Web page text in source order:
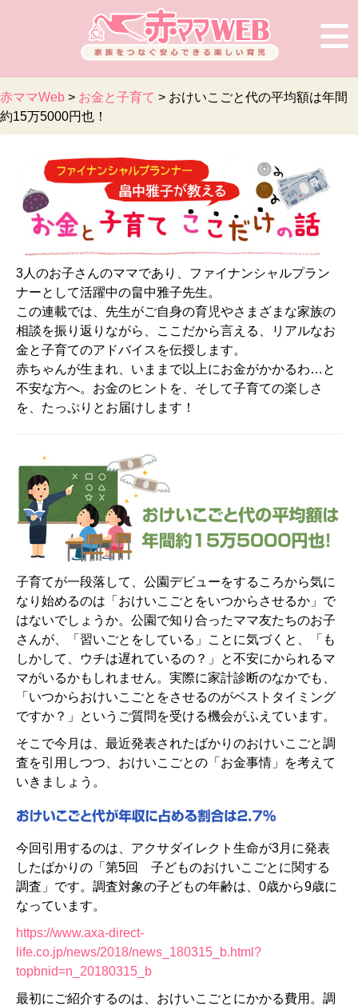
赤ママWeb > お金と子育て > おけいこごと代の平均額は年間
約15万5000円也！
3人のお子さんのママであり、ファイナンシャルプラン
ナーとして活躍中の畠中雅子先生。
この連載では、先生がご自身の育児やさまざまな家族の
相談を振り返りながら、ここだから言える、リアルなお
金と子育てのアドバイスを伝授します。
赤ちゃんが生まれ、いままで以上にお金がかかるわ…と
不安な方へ。お金のヒントを、そして子育ての楽しさ
を、たっぷりとお届けします！
子育てが一段落して、公園デビューをするころから気に
なり始めるのは「おけいこごとをいつからさせるか」で
はないでしょうか。公園で知り合ったママ友たちのお子
さんが、「習いごとをしている」ことに気づくと、「も
しかして、ウチは遅れているの？」と不安にかられるマ
マがいるかもしれません。実際に家計診断のなかでも、
「いつからおけいこごとをさせるのがベストタイミング
ですか？」というご質問を受ける機会がふえています。
そこで今月は、最近発表されたばかりのおけいこごと調
査を引用しつつ、おけいこごとの「お金事情」を考えて
いきましょう。
今回引用するのは、アクサダイレクト生命が3月に発表
したばかりの「第5回 子どものおけいこごとに関する
調査」です。調査対象の子どもの年齢は、0歳から9歳に
なっています。
https://www.axa-direct-
life.co.jp/news/2018/news_180315_b.html?
topbnid=n_20180315_b
最初にご紹介するのは、おけいこごとにかかる費用。調